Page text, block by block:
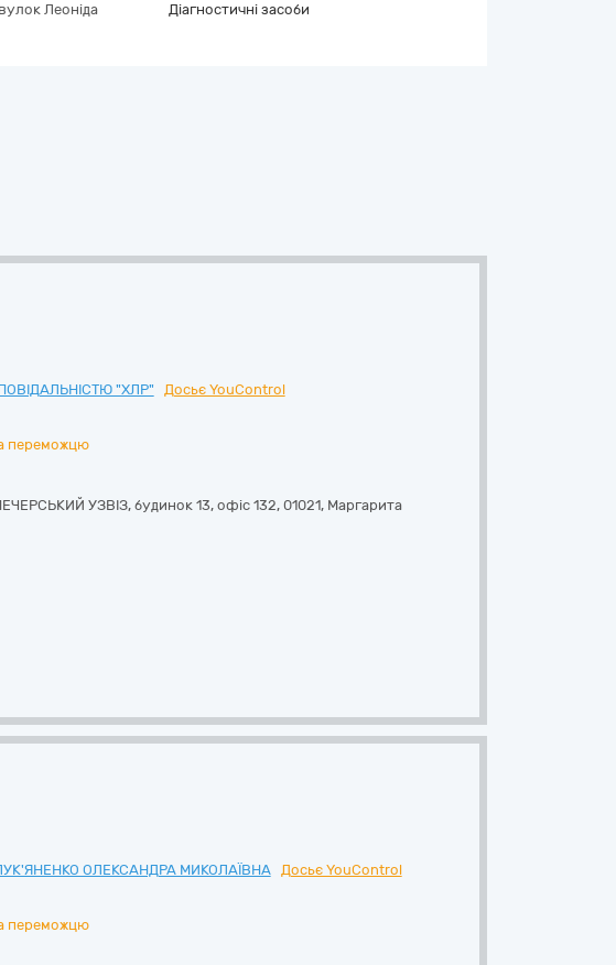
Леоніда
Діагностичні засоби
"ХЛР"
Досьє YouControl
переможцю
УЗВІЗ, будинок 13, офіс 132, 01021, Маргарита
ОЛЕКСАНДРА МИКОЛАЇВНА
Досьє YouControl
переможцю